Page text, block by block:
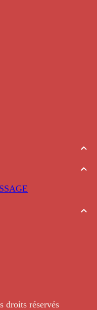
droits réservés